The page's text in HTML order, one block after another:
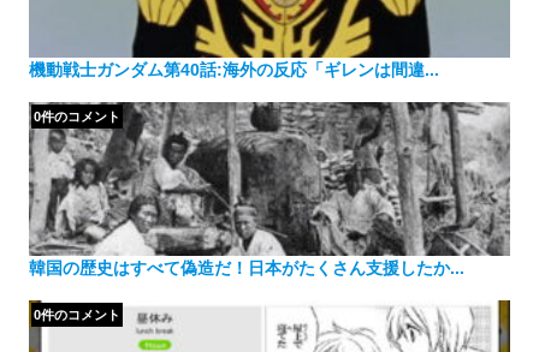
機動戦士ガンダム第40話:海外の反応「ギレンは間違...
韓国の歴史はすべて偽造だ！日本がたくさん支援したか...
0件のコメント
0件のコメント